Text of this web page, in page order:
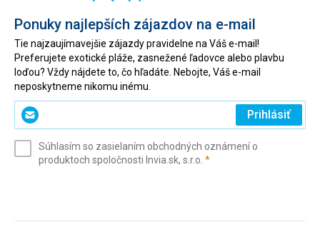
Ponuky najlepších zájazdov na e-mail
Tie najzaujímavejšie zájazdy pravidelne na Váš e-mail!
Preferujete exotické pláže, zasnežené ľadovce alebo plavbu
loďou? Vždy nájdete to, čo hľadáte. Nebojte, Váš e-mail
neposkytneme nikomu inému.
Zadajte
svoj
(povinné)
Prihlásiť
Súhlasím so zasielaním obchodných oznámení o
produktoch spoločnosti Invia.sk, s.r.o. *(povinné)